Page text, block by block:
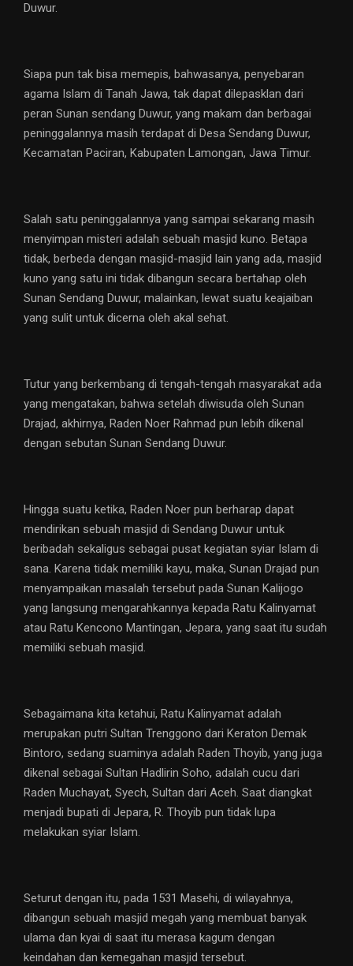
Duwur.
Siapa pun tak bisa memepis, bahwasanya, penyebaran
agama Islam di Tanah Jawa, tak dapat dilepasklan dari
peran Sunan sendang Duwur, yang makam dan berbagai
peninggalannya masih terdapat di Desa Sendang Duwur,
Kecamatan Paciran, Kabupaten Lamongan, Jawa Timur.
Salah satu peninggalannya yang sampai sekarang masih
menyimpan misteri adalah sebuah masjid kuno. Betapa
tidak, berbeda dengan masjid-masjid lain yang ada, masjid
kuno yang satu ini tidak dibangun secara bertahap oleh
Sunan Sendang Duwur, malainkan, lewat suatu keajaiban
yang sulit untuk dicerna oleh akal sehat.
Tutur yang berkembang di tengah-tengah masyarakat ada
yang mengatakan, bahwa setelah diwisuda oleh Sunan
Drajad, akhirnya, Raden Noer Rahmad pun lebih dikenal
dengan sebutan Sunan Sendang Duwur.
Hingga suatu ketika, Raden Noer pun berharap dapat
mendirikan sebuah masjid di Sendang Duwur untuk
beribadah sekaligus sebagai pusat kegiatan syiar Islam di
sana. Karena tidak memiliki kayu, maka, Sunan Drajad pun
menyampaikan masalah tersebut pada Sunan Kalijogo
yang langsung mengarahkannya kepada Ratu Kalinyamat
atau Ratu Kencono Mantingan, Jepara, yang saat itu sudah
memiliki sebuah masjid.
Sebagaimana kita ketahui, Ratu Kalinyamat adalah
merupakan putri Sultan Trenggono dari Keraton Demak
Bintoro, sedang suaminya adalah Raden Thoyib, yang juga
dikenal sebagai Sultan Hadlirin Soho, adalah cucu dari
Raden Muchayat, Syech, Sultan dari Aceh. Saat diangkat
menjadi bupati di Jepara, R. Thoyib pun tidak lupa
melakukan syiar Islam.
Seturut dengan itu, pada 1531 Masehi, di wilayahnya,
dibangun sebuah masjid megah yang membuat banyak
ulama dan kyai di saat itu merasa kagum dengan
keindahan dan kemegahan masjid tersebut.